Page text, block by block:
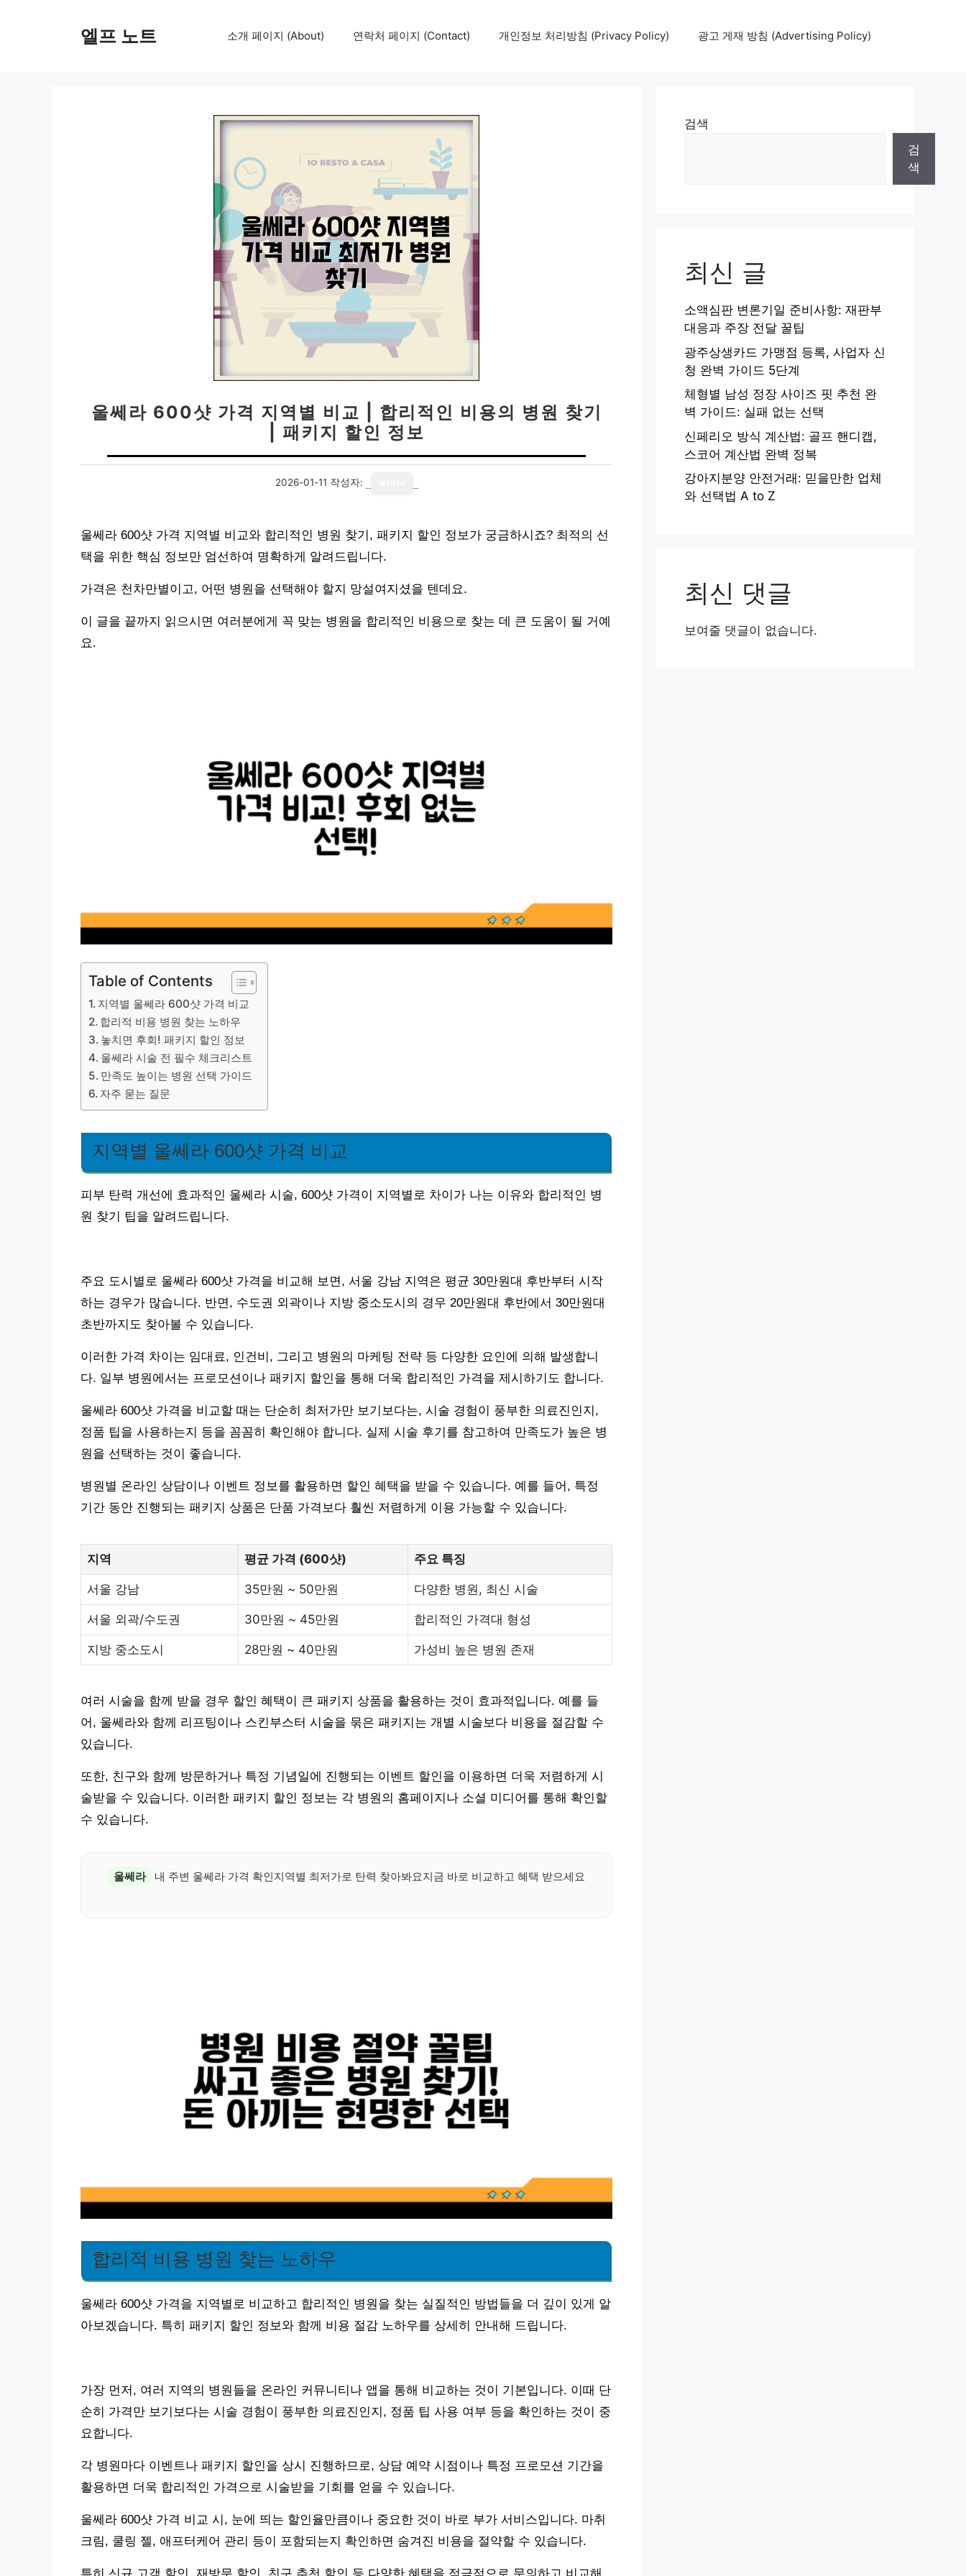
엘프 노트 소개 페이지 (About) 연락처 페이지 (Contact) 개인정보 처리방침 (Privacy Policy) 광고 게재 방침 (Advertising Policy)
울쎄라 600샷 가격 지역별 비교 | 합리적인 비용의 병원 찾기
| 패키지 할인 정보
2026-01-11 작성자:
울쎄라 600샷 가격 지역별 비교와 합리적인 병원 찾기, 패키지 할인 정보가 궁금하시죠? 최적의 선
택을 위한 핵심 정보만 엄선하여 명확하게 알려드립니다.
가격은 천차만별이고, 어떤 병원을 선택해야 할지 망설여지셨을 텐데요.
이 글을 끝까지 읽으시면 여러분에게 꼭 맞는 병원을 합리적인 비용으로 찾는 데 큰 도움이 될 거예
요.
Table of Contents
지역별 울쎄라 600샷 가격 비교
합리적 비용 병원 찾는 노하우
놓치면 후회! 패키지 할인 정보
울쎄라 시술 전 필수 체크리스트
만족도 높이는 병원 선택 가이드
자주 묻는 질문
지역별 울쎄라 600샷 가격 비교
피부 탄력 개선에 효과적인 울쎄라 시술, 600샷 가격이 지역별로 차이가 나는 이유와 합리적인 병
원 찾기 팁을 알려드립니다.
주요 도시별로 울쎄라 600샷 가격을 비교해 보면, 서울 강남 지역은 평균 30만원대 후반부터 시작
하는 경우가 많습니다. 반면, 수도권 외곽이나 지방 중소도시의 경우 20만원대 후반에서 30만원대
초반까지도 찾아볼 수 있습니다.
이러한 가격 차이는 임대료, 인건비, 그리고 병원의 마케팅 전략 등 다양한 요인에 의해 발생합니
다. 일부 병원에서는 프로모션이나 패키지 할인을 통해 더욱 합리적인 가격을 제시하기도 합니다.
울쎄라 600샷 가격을 비교할 때는 단순히 최저가만 보기보다는, 시술 경험이 풍부한 의료진인지,
정품 팁을 사용하는지 등을 꼼꼼히 확인해야 합니다. 실제 시술 후기를 참고하여 만족도가 높은 병
원을 선택하는 것이 좋습니다.
병원별 온라인 상담이나 이벤트 정보를 활용하면 할인 혜택을 받을 수 있습니다. 예를 들어, 특정
기간 동안 진행되는 패키지 상품은 단품 가격보다 훨씬 저렴하게 이용 가능할 수 있습니다.
지역 평균 가격 (600샷) 주요 특징
서울 강남 35만원 ~ 50만원 다양한 병원, 최신 시술
서울 외곽/수도권 30만원 ~ 45만원 합리적인 가격대 형성
지방 중소도시 28만원 ~ 40만원 가성비 높은 병원 존재
여러 시술을 함께 받을 경우 할인 혜택이 큰 패키지 상품을 활용하는 것이 효과적입니다. 예를 들
어, 울쎄라와 함께 리프팅이나 스킨부스터 시술을 묶은 패키지는 개별 시술보다 비용을 절감할 수
있습니다.
또한, 친구와 함께 방문하거나 특정 기념일에 진행되는 이벤트 할인을 이용하면 더욱 저렴하게 시
술받을 수 있습니다. 이러한 패키지 할인 정보는 각 병원의 홈페이지나 소셜 미디어를 통해 확인할
수 있습니다.
울쎄라 내 주변 울쎄라 가격 확인지역별 최저가로 탄력 찾아봐요지금 바로 비교하고 혜택 받으세요
합리적 비용 병원 찾는 노하우
울쎄라 600샷 가격을 지역별로 비교하고 합리적인 병원을 찾는 실질적인 방법들을 더 깊이 있게 알
아보겠습니다. 특히 패키지 할인 정보와 함께 비용 절감 노하우를 상세히 안내해 드립니다.
가장 먼저, 여러 지역의 병원들을 온라인 커뮤니티나 앱을 통해 비교하는 것이 기본입니다. 이때 단
순히 가격만 보기보다는 시술 경험이 풍부한 의료진인지, 정품 팁 사용 여부 등을 확인하는 것이 중
요합니다.
각 병원마다 이벤트나 패키지 할인을 상시 진행하므로, 상담 예약 시점이나 특정 프로모션 기간을
활용하면 더욱 합리적인 가격으로 시술받을 기회를 얻을 수 있습니다.
울쎄라 600샷 가격 비교 시, 눈에 띄는 할인율만큼이나 중요한 것이 바로 부가 서비스입니다. 마취
크림, 쿨링 젤, 애프터케어 관리 등이 포함되는지 확인하면 숨겨진 비용을 절약할 수 있습니다.
특히 신규 고객 할인, 재방문 할인, 친구 추천 할인 등 다양한 혜택을 적극적으로 문의하고 비교해
검색
검
색
최신 글
소액심판 변론기일 준비사항: 재판부
대응과 주장 전달 꿀팁
광주상생카드 가맹점 등록, 사업자 신
청 완벽 가이드 5단계
체형별 남성 정장 사이즈 핏 추천 완
벽 가이드: 실패 없는 선택
신페리오 방식 계산법: 골프 핸디캡,
스코어 계산법 완벽 정복
강아지분양 안전거래: 믿을만한 업체
와 선택법 A to Z
최신 댓글
보여줄 댓글이 없습니다.